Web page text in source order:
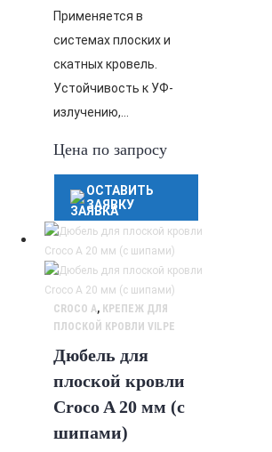
Применяется в
системах плоских и
скатных кровель.
Устойчивость к УФ-
излучению,…
Цена по запросу
ОСТАВИТЬ
ЗАЯВКУ
CROCO A, КРЕПЕЖ ДЛЯ
ПЛОСКОЙ КРОВЛИ VILPE
Дюбель для
плоской кровли
Croco A 20 мм (с
шипами)